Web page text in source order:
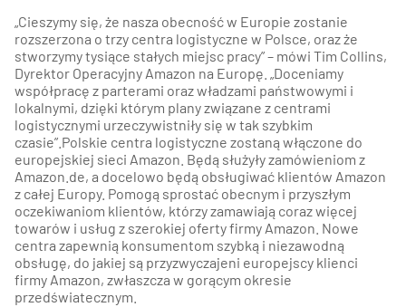
„Cieszymy się, że nasza obecność w Europie zostanie
rozszerzona o trzy centra logistyczne w Polsce, oraz że
stworzymy tysiące stałych miejsc pracy” – mówi Tim Collins,
Dyrektor Operacyjny Amazon na Europę. „Doceniamy
współpracę z parterami oraz władzami państwowymi i
lokalnymi, dzięki którym plany związane z centrami
logistycznymi urzeczywistniły się w tak szybkim
czasie”.Polskie centra logistyczne zostaną włączone do
europejskiej sieci Amazon. Będą służyły zamówieniom z
Amazon.de, a docelowo będą obsługiwać klientów Amazon
z całej Europy. Pomogą sprostać obecnym i przyszłym
oczekiwaniom klientów, którzy zamawiają coraz więcej
towarów i usług z szerokiej oferty firmy Amazon. Nowe
centra zapewnią konsumentom szybką i niezawodną
obsługę, do jakiej są przyzwyczajeni europejscy klienci
firmy Amazon, zwłaszcza w gorącym okresie
przedświatecznym.